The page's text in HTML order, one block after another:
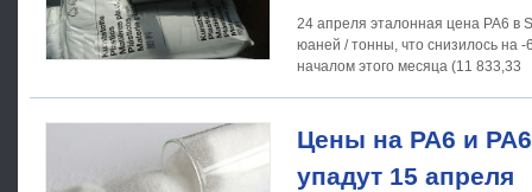
24 апреля эталонная цена PA6 в
юаней / тонны, что снизилось на
началом этого месяца (11 833,33
Цены на PA6 и
упадут 15 апреля